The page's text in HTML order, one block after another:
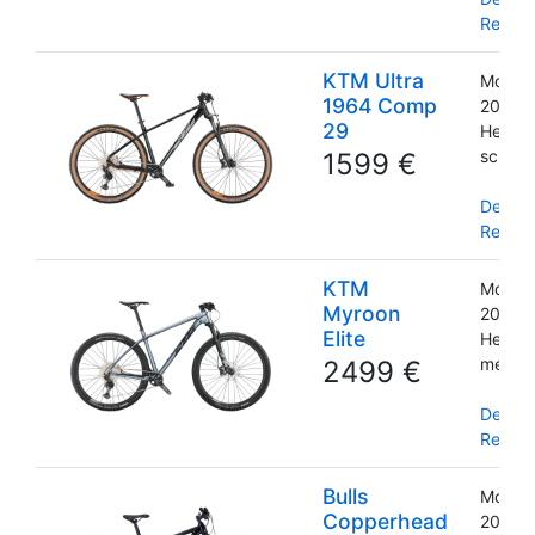
KTM Ultra
1964 Comp
29
1599 €
2022
KTM
Myroon
Elite
2499 €
2022
Bulls
Copperhead
2022